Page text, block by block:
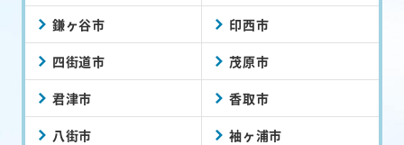
鎌ヶ谷市 印西市
四街道市 茂原市
君津市 香取市
八街市 袖ヶ浦市